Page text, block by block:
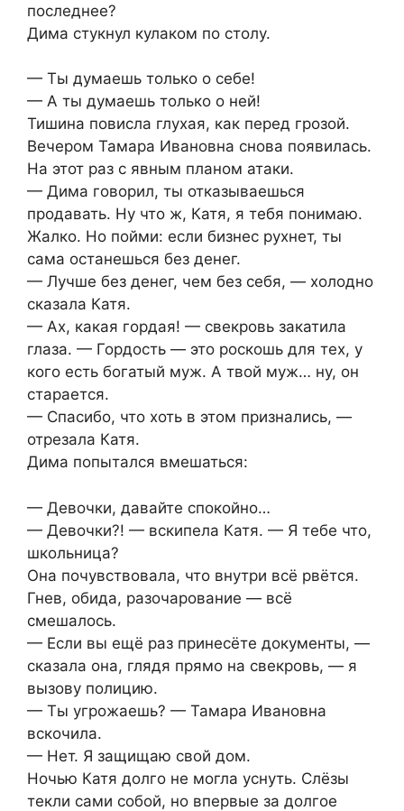
последнее?
Дима стукнул кулаком по столу.
— Ты думаешь только о себе!
— А ты думаешь только о ней!
Тишина повисла глухая, как перед грозой.
Вечером Тамара Ивановна снова появилась.
На этот раз с явным планом атаки.
— Дима говорил, ты отказываешься
продавать. Ну что ж, Катя, я тебя понимаю.
Жалко. Но пойми: если бизнес рухнет, ты
сама останешься без денег.
— Лучше без денег, чем без себя, — холодно
сказала Катя.
— Ах, какая гордая! — свекровь закатила
глаза. — Гордость — это роскошь для тех, у
кого есть богатый муж. А твой муж… ну, он
старается.
— Спасибо, что хоть в этом признались, —
отрезала Катя.
Дима попытался вмешаться:
— Девочки, давайте спокойно…
— Девочки?! — вскипела Катя. — Я тебе что,
школьница?
Она почувствовала, что внутри всё рвётся.
Гнев, обида, разочарование — всё
смешалось.
— Если вы ещё раз принесёте документы, —
сказала она, глядя прямо на свекровь, — я
вызову полицию.
— Ты угрожаешь? — Тамара Ивановна
вскочила.
— Нет. Я защищаю свой дом.
Ночью Катя долго не могла уснуть. Слёзы
текли сами собой, но впервые за долгое